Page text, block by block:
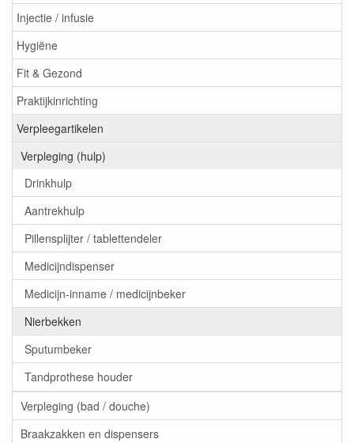
Injectie / infusie
Hygiëne
Fit & Gezond
Praktijkinrichting
Verpleegartikelen
Verpleging (hulp)
Drinkhulp
Aantrekhulp
Pillensplijter / tablettendeler
Medicijndispenser
Medicijn-inname / medicijnbeker
Nierbekken
Sputumbeker
Tandprothese houder
Verpleging (bad / douche)
Braakzakken en dispensers